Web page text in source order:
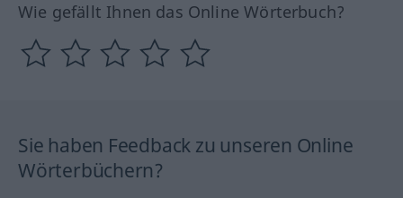
Wie gefällt Ihnen das Online Wörterbuch?
Sie haben Feedback zu unseren Online
Wörterbüchern?